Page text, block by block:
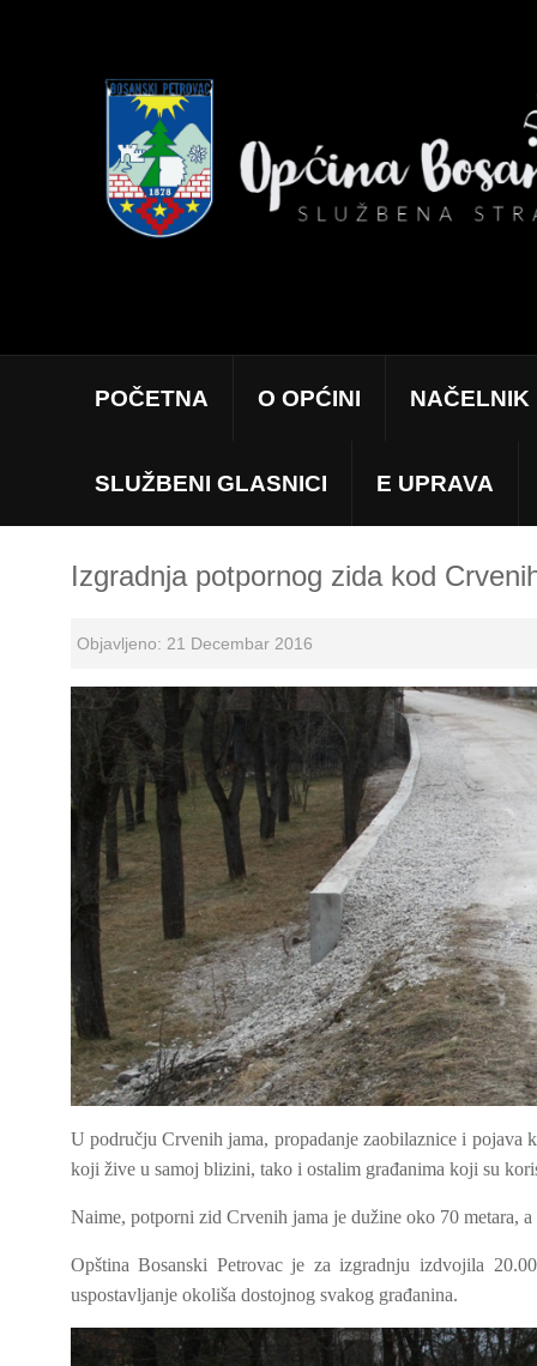
POČETNA O OPĆINI NAČELNIK
SLUŽBENI GLASNICI E UPRAVA
Izgradnja potpornog zida kod
Objavljeno: 21 Decembar 2016
U području Crvenih jama, propadanje zaobilaznice i pojava
koji žive u samoj blizini, tako i ostalim građanima koji su
Naime, potporni zid Crvenih jama je dužine oko 70 metara,
Opština Bosanski Petrovac je za izgradnju izdvojila
uspostavljanje okoliša dostojnog svakog građanina.